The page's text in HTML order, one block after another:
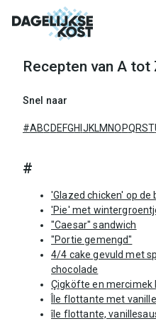
Recepten van A tot
Snel naar
#ABCDEFGHIJKLMNOPQRST
#
'Glazed chicken' op de
'Pie' met
"Caesar" sandwich
"Portie gemengd"
4/4 cake gevuld met
chocolade
Çigköfte en
Île flottante met
île flottante,